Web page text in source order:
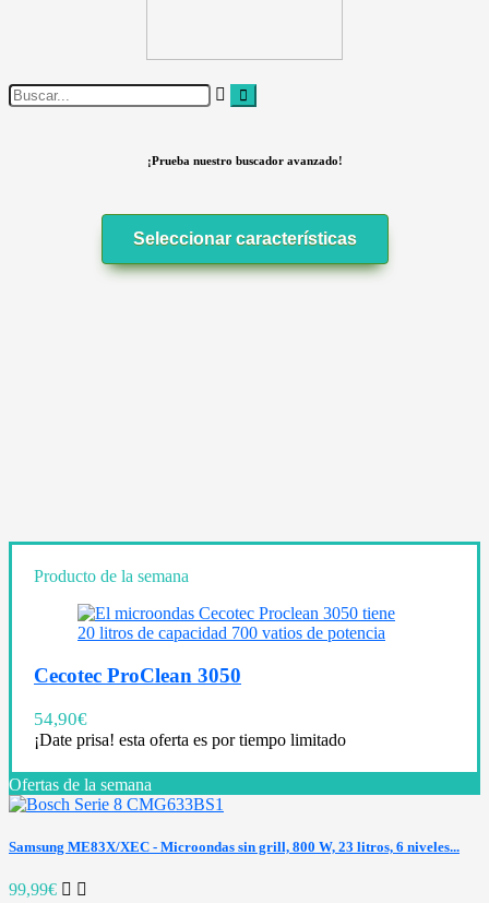
¡Prueba nuestro buscador avanzado!
Seleccionar características
Producto de la semana
Cecotec ProClean 3050
54,90€
¡Date prisa! esta oferta es por tiempo limitado
Ofertas de la semana
Samsung ME83X/XEC - Microondas sin grill, 800 W, 23 litros, 6 niveles...
99,99€